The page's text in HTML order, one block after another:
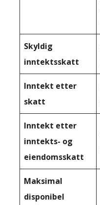
Skyldig
inntektsskatt
Inntekt etter
skatt
Inntekt etter
inntekts- og
eiendomsskatt
Maksimal
disponibel